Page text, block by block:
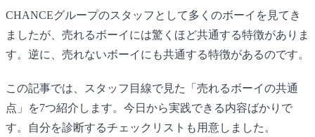
CHANCEグループのスタッフとして多くのボーイを見てき
ましたが、売れるボーイには驚くほど共通する特徴がありま
す。逆に、売れないボーイにも共通する特徴があるのです。
この記事では、スタッフ目線で見た「売れるボーイの共通
点」を7つ紹介します。今日から実践できる内容ばかりで
す。自分を診断するチェックリストも用意しました。